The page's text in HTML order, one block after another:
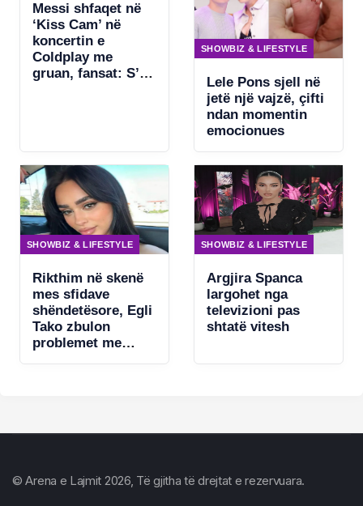
Messi shfaqet në
‘Kiss Cam’ në
koncertin e
Coldplay me
gruan, fansat: S’ka
SHOWBIZ & LIFESTYLE
Lele Pons sjell në
jetë një vajzë, çifti
ndan momentin
emocionues
SHOWBIZ & LIFESTYLE
Rikthim në skenë
mes sfidave
shëndetësore, Egli
Tako zbulon
problemet me
SHOWBIZ & LIFESTYLE
Argjira Spanca
largohet nga
televizioni pas
shtatë vitesh
© Arena e Lajmit 2026, Të gjitha të drejtat e rezervuara.